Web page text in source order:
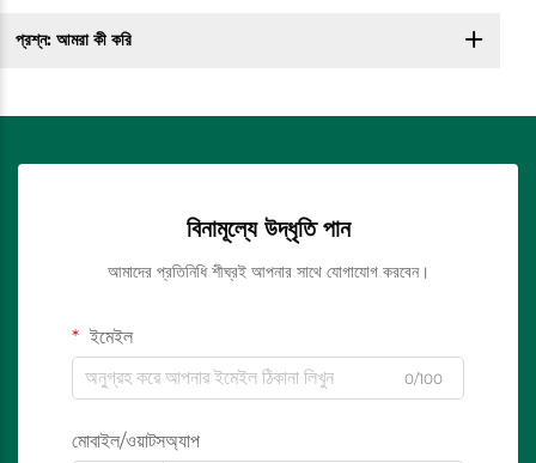
প্রশ্ন: আমরা কী করি
বিনামূল্যে উদ্ধৃতি পান
আমাদের প্রতিনিধি শীঘ্রই আপনার সাথে যোগাযোগ করবেন।
ইমেইল
0/100
মোবাইল/ওয়াটসঅ্যাপ